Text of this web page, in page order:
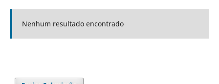
Nenhum resultado encontrado